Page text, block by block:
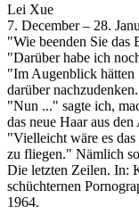
Lei Xue
7. December – 28.
"Wie beenden Sie das
"Darüber habe ich
"Im Augenblick hätten
darüber
"Nun ..." sagte ich,
das neue Haar aus den
"Vielleicht wäre es
zu fliegen." Nämlich
Die letzten Zeilen. In:
schüchternen
1964.